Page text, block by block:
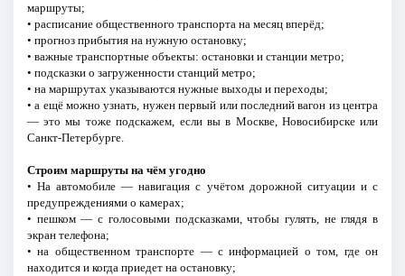
маршруты;
• расписание общественного транспорта на месяц вперёд;
• прогноз прибытия на нужную остановку;
• важные транспортные объекты: остановки и станции метро;
• подсказки о загруженности станций метро;
• на маршрутах указываются нужные выходы и переходы;
• а ещё можно узнать, нужен первый или последний вагон из центра
— это мы тоже подскажем, если вы в Москве, Новосибирске или
Санкт-Петербурге.
Строим маршруты на чём угодно
• На автомобиле — навигация с учётом дорожной ситуации и с
предупреждениями о камерах;
• пешком — с голосовыми подсказками, чтобы гулять, не глядя в
экран телефона;
• на общественном транспорте — с информацией о том, где он
находится и когда приедет на остановку;